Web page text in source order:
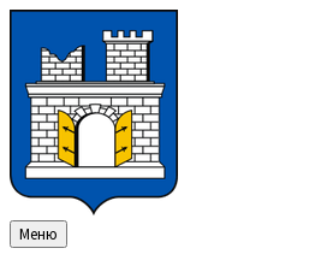
змісту
ліву
бічну
панель
праву
бічну
панель
нижнього
колонтитула
Меню